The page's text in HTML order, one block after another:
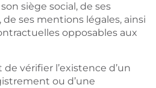
siège social, de ses
ses mentions légales, ainsi
opposables aux
vérifier l’existence d’un
ou d’une